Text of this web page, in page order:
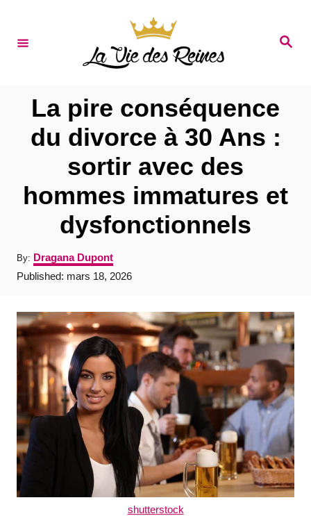
S
La pire conséquence
du divorce à 30 Ans :
sortir avec des
hommes immatures et
dysfonctionnels
By: A
u
t
o
r
Dragana Dupont
P
t
e
d
o
Published: mars 18, 2026
shutterstock